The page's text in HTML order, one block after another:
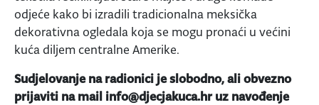
odjeće kako bi izradili tradicionalna meksička
dekorativna ogledala koja se mogu pronaći u većini
kuća diljem centralne Amerike.
Sudjelovanje na radionici je slobodno, ali obvezno
prijaviti na mail info@djecjakuca.hr uz navođenje